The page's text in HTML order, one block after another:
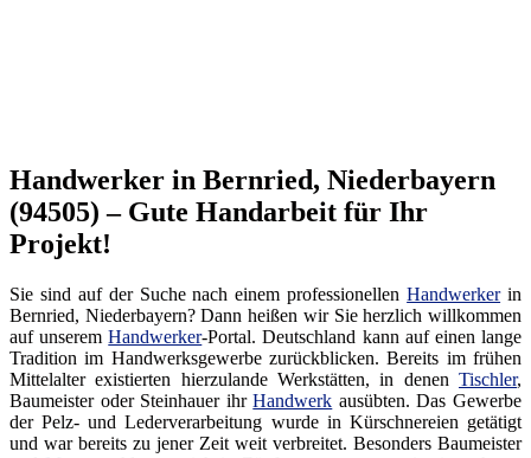
Handwerker in Bernried, Niederbayern
(94505) – Gute Handarbeit für Ihr
Projekt!
Sie sind auf der Suche nach einem professionellenHandwerkerin
Bernried, Niederbayern? Dann heißen wir Sie herzlich willkommen
auf unseremHandwerker-Portal. Deutschland kann auf einen lange
Tradition im Handwerksgewerbe zurückblicken. Bereits im frühen
Mittelalter existierten hierzulande Werkstätten, in denen Tischler,
Baumeister oder Steinhauer ihrHandwerk ausübten. Das Gewerbe
der Pelz- und Lederverarbeitung wurde in Kürschnereien getätigt
und war bereits zu jener Zeit weit verbreitet. Besonders Baumeister